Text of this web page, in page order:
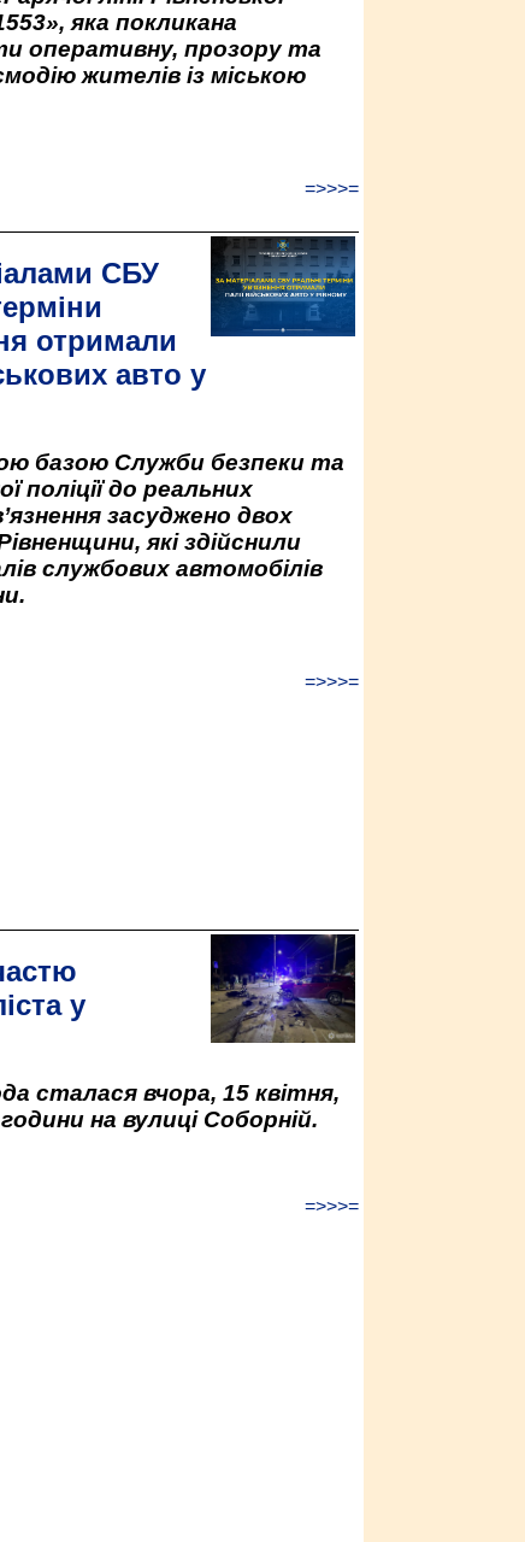
яка покликана
оперативну, прозору та
жителів із міською
=>>>=
СБУ
отримали
авто у
базою Служби безпеки та
поліції до реальних
засуджено двох
які здійснили
службових автомобілів
=>>>=
у
сталася вчора, 15 квітня,
на вулиці Соборній.
=>>>=